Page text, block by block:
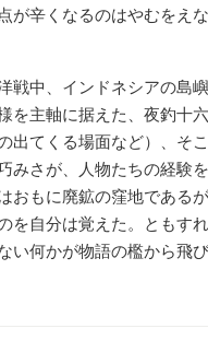
が辛くなるのはやむを
中、インドネシアの島
を主軸に据えた、夜釣十
出てくる場面など）、そ
みさが、人物たちの経験
おもに廃鉱の窪地である
を自分は覚えた。ともす
い何かが物語の檻から飛